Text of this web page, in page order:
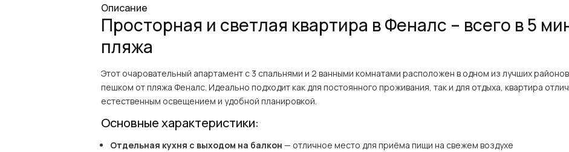
Описание
Просторная и светлая квартира в Феналс – всего в 5
пляжа
Этот очаровательный апартамент с 3 спальнями и 2 ванными комнатами расположен в одном из лучших
пешком от пляжа Феналс. Идеально подходит как для постоянного проживания, так и для отдыха, квартира
естественным освещением и удобной планировкой.
Основные характеристики:
Отдельная кухня с выходом на балкон — отличное место для приёма пищи на свежем воздухе